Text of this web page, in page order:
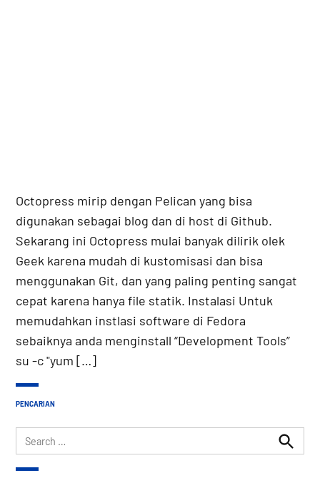
Octopress mirip dengan Pelican yang bisa
digunakan sebagai blog dan di host di Github.
Sekarang ini Octopress mulai banyak dilirik olek
Geek karena mudah di kustomisasi dan bisa
menggunakan Git, dan yang paling penting sangat
cepat karena hanya file statik. Instalasi Untuk
memudahkan instlasi software di Fedora
sebaiknya anda menginstall “Development Tools”
su -c "yum […]
PENCARIAN
Search
for:
Search